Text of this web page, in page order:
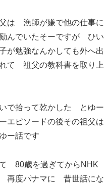
は 漁師が嫌で他の仕事に
んでいたそーですが ひい
が勉強なんかしても外へ出
て 祖父の教科書を取り上
で拾って乾かした とゆー
エピソードの後その祖父は
ー話です
80歳を過ぎてからNHK
再度パナマに 昔世話にな